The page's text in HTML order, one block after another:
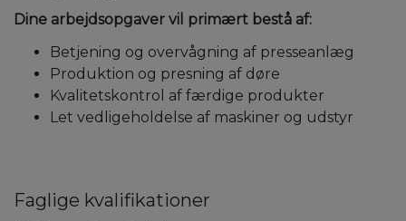
Dine arbejdsopgaver vil primært bestå af:
Betjening og overvågning af presseanlæg
Produktion og presning af døre
Kvalitetskontrol af færdige produkter
Let vedligeholdelse af maskiner og udstyr
Faglige kvalifikationer